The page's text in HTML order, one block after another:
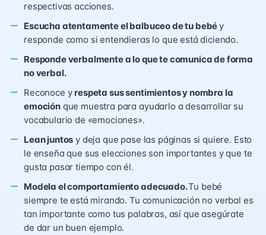
respectivas acciones.
Escucha atentamente el balbuceo de tu bebéy
responde como si entendieras lo que está diciendo.
Responde verbalmente a lo que te comunica de forma
no verbal.
Reconoce y respeta sus sentimientos y nombra la
emociónque muestra para ayudarlo a desarrollar su
vocabulario de «emociones».
Lean juntos y deja que pase las páginas si quiere. Esto
le enseña que sus elecciones son importantes y que te
gusta pasar tiempo con él.
Modela el comportamiento adecuado.Tu bebé
siempre te está mirando. Tu comunicación no verbal es
tan importante como tus palabras, así que asegúrate
de dar un buen ejemplo.